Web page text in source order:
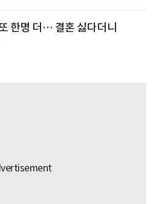
한명 더… 결혼 싫다더니